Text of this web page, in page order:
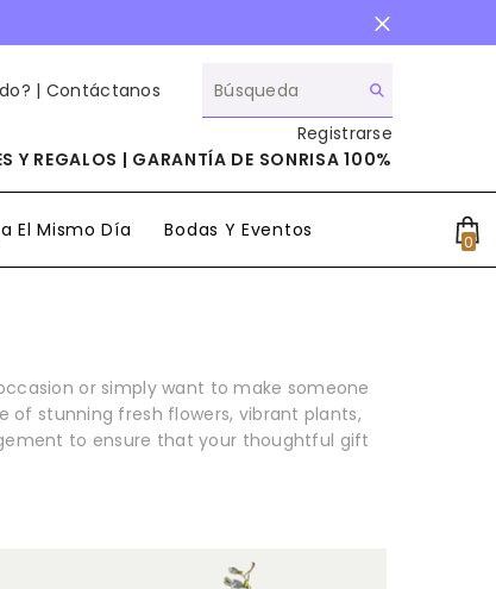
| Contáctanos
Registrarse
Y REGALOS | GARANTÍA DE SONRISA 100%
El Mismo Día Bodas Y Eventos
00
or simply want to make someone
stunning fresh flowers, vibrant plants,
to ensure that your thoughtful gift